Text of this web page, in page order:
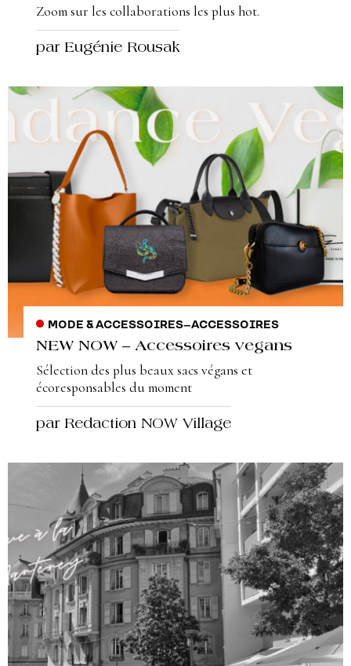
Zoom sur les collaborations les plus hot.
par Eugénie Rousak
MODE & ACCESSOIRES–ACCESSOIRES
NEW NOW – Accessoires vegans
Sélection des plus beaux sacs végans et
écoresponsables du moment
par Redaction NOW Village